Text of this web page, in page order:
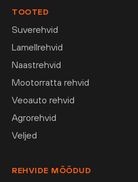
TOOTED
Suverehvid
Lamellrehvid
Naastrehvid
Mootorratta rehvid
Veoauto rehvid
Agrorehvid
Veljed
REHVIDE MÕÕDUD